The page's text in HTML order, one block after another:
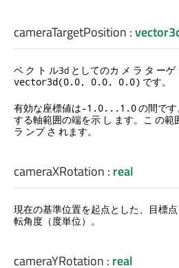
cameraTargetPosition :
ベ ク ト ル3d としてのカ メ ラ タ ー
vector3d(0.0, 0.0, 0.0) です。
有効な座標値は-1.0...1.0の間で
する軸範囲の端を示 し ます。こ の範
ラ ンプ さ れます。
cameraXRotation : real
現在の基準位置を起点とした、目標
転角度（度単位）。
cameraYRotation : real